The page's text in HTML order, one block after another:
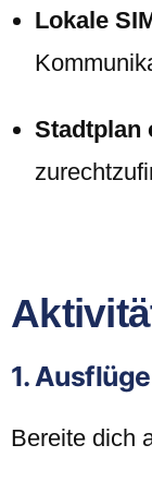
Lokale
Stadtplan
1.
Bereite dich